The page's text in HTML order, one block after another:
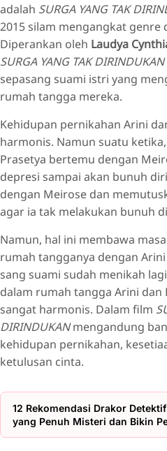
adalah SURGA YANG TAK
2015 silam mengangkat genre
Diperankan oleh Laudya
SURGA YANG TAK DIRINDUKAN
sepasang suami istri yang
rumah tangga mereka.
Kehidupan pernikahan Arini
harmonis. Namun suatu
Prasetya bertemu dengan
depresi sampai akan bunuh
dengan Meirose dan
agar ia tak melakukan bunuh
Namun, hal ini membawa
rumah tangganya dengan
sang suami sudah menikah
dalam rumah tangga Arini dan
sangat harmonis. Dalam film
DIRINDUKANmengandung
kehidupan pernikahan,
ketulusan cinta.
12 Rekomendasi Drakor
yang Penuh Misteri dan Bikin